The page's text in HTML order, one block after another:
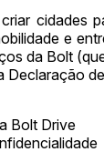
cidades
e
da Bolt
Bolt Drive